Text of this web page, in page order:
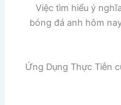
Việc tìm hiểu ý
bóng đá anh hôm
Ứng Dụng Thực Tiễn